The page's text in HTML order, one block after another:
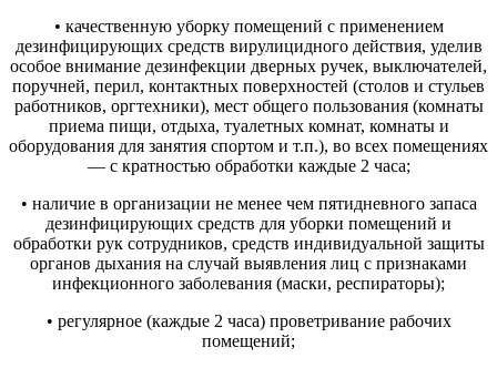
• качественную уборку помещений с применением
дезинфицирующих средств вирулицидного действия, уделив
особое внимание дезинфекции дверных ручек, выключателей,
поручней, перил, контактных поверхностей (столов и стульев
работников, оргтехники), мест общего пользования (комнаты
приема пищи, отдыха, туалетных комнат, комнаты и
оборудования для занятия спортом и т.п.), во всех помещениях
— с кратностью обработки каждые 2 часа;
• наличие в организации не менее чем пятидневного запаса
дезинфицирующих средств для уборки помещений и
обработки рук сотрудников, средств индивидуальной защиты
органов дыхания на случай выявления лиц с признаками
инфекционного заболевания (маски, респираторы);
• регулярное (каждые 2 часа) проветривание рабочих
помещений;